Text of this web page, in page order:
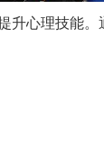
心理技能